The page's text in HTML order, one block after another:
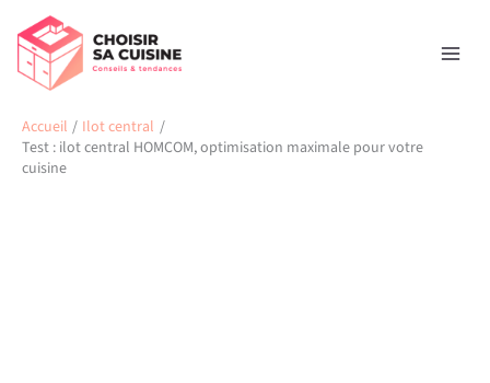
contenu
Accueil
Ilot central
Test : ilot central HOMCOM, optimisation maximale pour votre
cuisine
Rechercher